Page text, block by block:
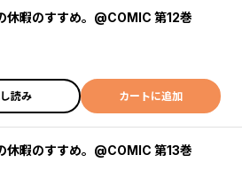
休暇のすすめ。@COMIC 第12巻
読み カートに追加
休暇のすすめ。@COMIC 第13巻